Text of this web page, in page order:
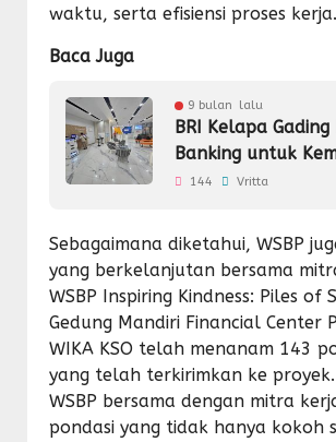
waktu, serta efisiensi proses kerja.
Baca Juga
9 bulan lalu
BRI Kelapa
Banking untuk
144 Vritta
Sebagaimana diketahui, WSBP
yang berkelanjutan bersama
WSBP Inspiring Kindness: Piles
Gedung Mandiri Financial Center
WIKA KSO telah menanam 143
yang telah terkirimkan ke
WSBP bersama dengan mitra
pondasi yang tidak hanya kokoh